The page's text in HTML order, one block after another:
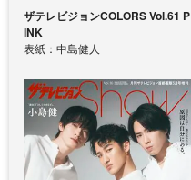
ザテレビジョンCOLORS Vol.61 P
INK
表紙：中島健人